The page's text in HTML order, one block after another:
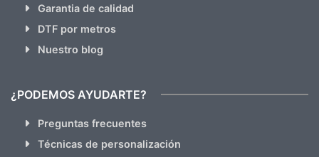
Garantia de calidad
DTF por metros
Nuestro blog
¿PODEMOS AYUDARTE?
Preguntas frecuentes
Técnicas de personalización